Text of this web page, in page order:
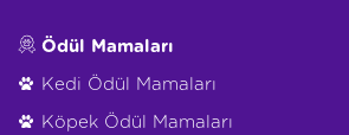
Ödül Mamaları
Kedi Ödül Mamaları
Köpek Ödül Mamaları